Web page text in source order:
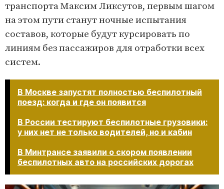
транспорта Максим Ликсутов, первым шагом
на этом пути станут ночные испытания
составов, которые будут курсировать по
линиям без пассажиров для отработки всех
систем.
В Москве запустят полностью беспилотный
поезд: когда и где он появится
В России тестируют беспилотные грузовики:
у них нет не только водителей, но и кабин
В Минтрансе заявили о скором появлении
беспилотных авто на российских дорогах​​​​​​​